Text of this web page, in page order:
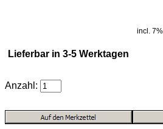
incl.
Lieferbar in 3-5 Werktagen
Anzahl: